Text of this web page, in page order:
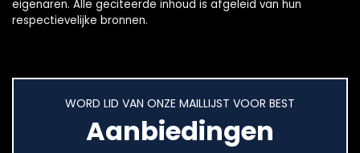
eigenaren. Alle geciteerde inhoud is afgeleid van hun
respectievelijke bronnen.
WORD LID VAN ONZE MAILLIJST VOOR BEST
Aanbiedingen